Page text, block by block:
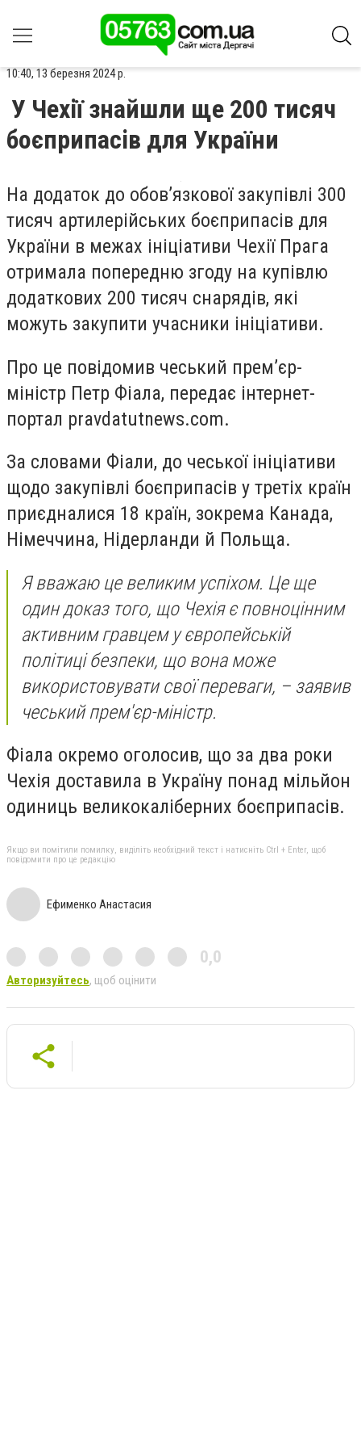
10:40, 13 березня 2024 р.
У Чехії знайшли ще 200 тисяч
боєприпасів для України
На додаток до обов’язкової закупівлі 300
тисяч артилерійських боєприпасів для
України в межах ініціативи Чехії Прага
отримала попередню згоду на купівлю
додаткових 200 тисяч снарядів, які
можуть закупити учасники ініціативи.
Про це повідомив чеський прем’єр-
міністр Петр Фіала, передає інтернет-
портал pravdatutnews.com.
За словами Фіали, до чеської ініціативи
щодо закупівлі боєприпасів у третіх країн
приєдналися 18 країн, зокрема Канада,
Німеччина, Нідерланди й Польща.
Я вважаю це великим успіхом. Це ще
один доказ того, що Чехія є повноцінним
активним гравцем у європейській
політиці безпеки, що вона може
використовувати свої переваги, – заявив
чеський прем'єр-міністр.
Фіала окремо оголосив, що за два роки
Чехія доставила в Україну понад мільйон
одиниць великокаліберних боєприпасів.
Якщо ви помітили помилку, виділіть необхідний текст і натисніть Ctrl + Enter, щоб
повідомити про це редакцію
Ефименко Анастасия
0,0
Авторизуйтесь, щоб оцінити